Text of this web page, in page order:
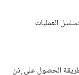
العمليات
الحصول على إذن